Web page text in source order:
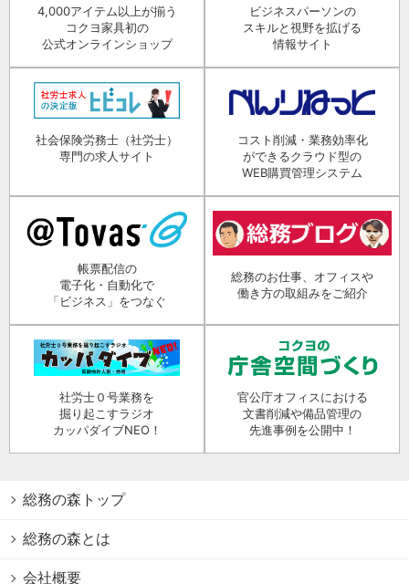
4,000アイテム以上が揃う
コクヨ家具初の
公式オンラインショップ
ビジネスパーソンの
スキルと視野を拡げる
情報サイト
社会保険労務士（社労士）
専門の求人サイト
コスト削減・業務効率化
ができるクラウド型の
WEB購買管理システム
帳票配信の
電子化・自動化で
「ビジネス」をつなぐ
総務のお仕事、オフィスや
働き方の取組みをご紹介
社労士０号業務を
掘り起こすラジオ
カッパダイブNEO！
官公庁オフィスにおける
文書削減や備品管理の
先進事例を公開中！
総務の森トップ
総務の森とは
会社概要